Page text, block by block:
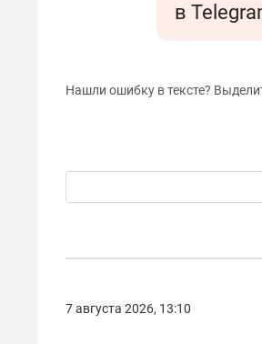
в
Нашли ошибку в тексте?
7 августа 2026, 13:10